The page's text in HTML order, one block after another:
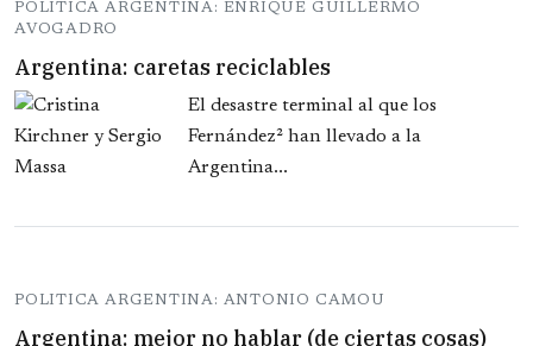
POLITICA ARGENTINA: ENRIQUE GUILLERMO
AVOGADRO
Argentina: caretas reciclables
El desastre terminal al que los
Fernández² han llevado a la
Argentina...
POLITICA ARGENTINA: ANTONIO CAMOU
Argentina: mejor no hablar (de ciertas cosas)